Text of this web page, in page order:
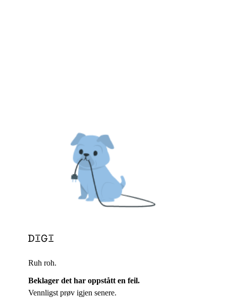
Ruh roh.
Beklager det har oppstått en feil.
Vennligst prøv igjen senere.